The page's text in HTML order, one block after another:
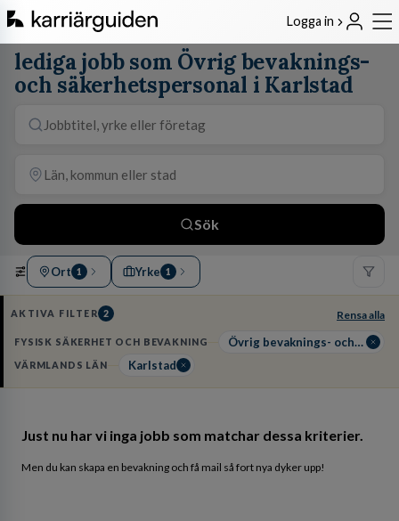
Logga in
lediga jobb som Övrig bevaknings-
och säkerhetspersonal i Karlstad
Sök
Ort 1 Yrke 1
AKTIVA FILTER 2 Rensa alla
FYSISK SÄKERHET OCH BEVAKNING Övrig bevaknings- och säkerhetspersonal
VÄRMLANDS LÄN Karlstad
Just nu har vi inga jobb som matchar dessa kriterier.
Men du kan skapa en bevakning och få mail så fort nya dyker upp!